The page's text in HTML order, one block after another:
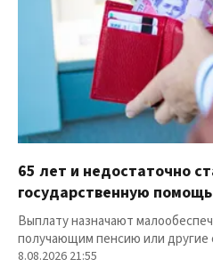
65 лет и недостаточно
государственную
Выплату назначают
получающим пенсию или другие
8.08.2026 21:55